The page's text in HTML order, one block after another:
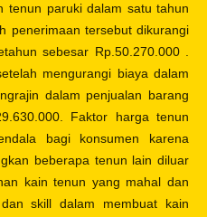
tenun paruki dalam satu tahun
penerimaan tersebut dikurangi
sebesar Rp.50.270.000 .
mengurangi biaya dalam
dalam penjualan barang
Faktor harga tenun
bagi konsumen karena
beberapa tenun lain diluar
kain tenun yang mahal dan
skill dalam membuat kain